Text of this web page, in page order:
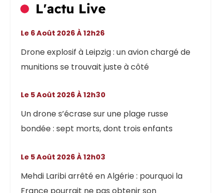
L'actu Live
Drone explosif à Leipzig : un avion chargé de
munitions se trouvait juste à côté
Le 6 Août 2026 À 12h26
Un drone s’écrase sur une plage russe
bondée : sept morts, dont trois enfants
Le 5 Août 2026 À 12h30
Mehdi Laribi arrêté en Algérie : pourquoi la
France pourrait ne pas obtenir son
Le 5 Août 2026 À 12h03